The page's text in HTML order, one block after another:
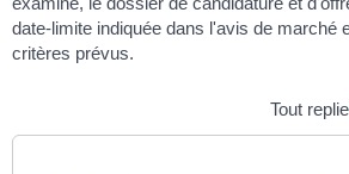
date-limite indiquée dans l'avis de marché
critères prévus.
Tout